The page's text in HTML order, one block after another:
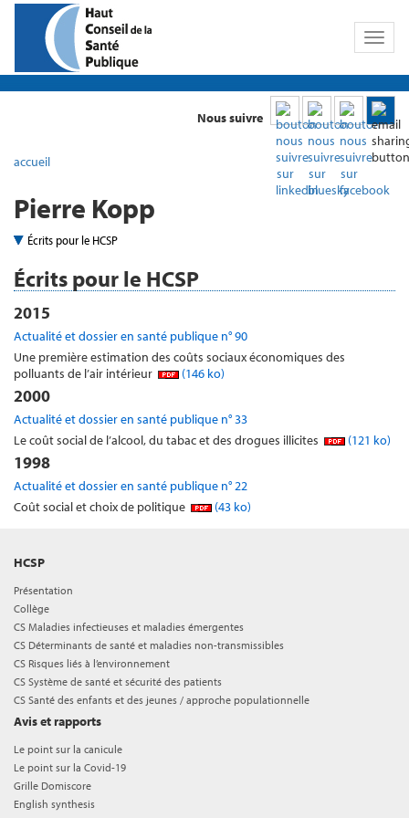
Toggle
Nous suivre
accueil
Pierre Kopp
Écrits pour le HCSP
Écrits pour le HCSP
2015
Actualité et dossier en santé publique n° 90
Une première estimation des coûts sociaux économiques des
polluants de l’air intérieur
(146 ko)
2000
Actualité et dossier en santé publique n° 33
Le coût social de l’alcool, du tabac et des drogues illicites
(121 ko)
1998
Actualité et dossier en santé publique n° 22
Coût social et choix de politique
(43 ko)
HCSP
Présentation
Collège
CS Maladies infectieuses et maladies émergentes
CS Déterminants de santé et maladies non-transmissibles
CS Risques liés à l’environnement
CS Système de santé et sécurité des patients
CS Santé des enfants et des jeunes / approche populationnelle
Avis et rapports
Le point sur la canicule
Le point sur la Covid-19
Grille Domiscore
English synthesis